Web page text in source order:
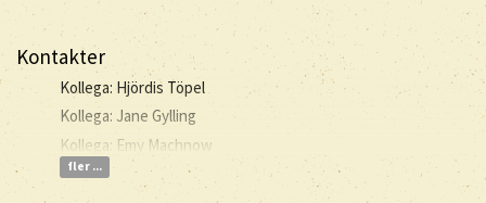
Kontakter
Kollega: Hjördis Töpel
Kollega: Jane Gylling
Kollega: Emy Machnow
fler ...